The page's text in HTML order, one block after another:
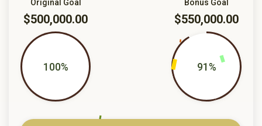
Bonus Goal
$550,000.00
91%
Original Goal
$500,000.00
100%